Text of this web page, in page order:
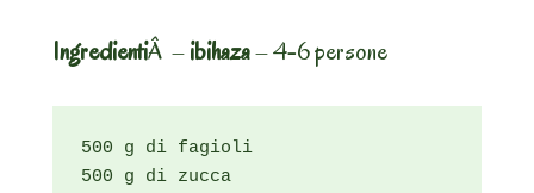
IngredientiÂ –ibihaza– 4-6 persone
500 g di fagioli
500 g di zucca